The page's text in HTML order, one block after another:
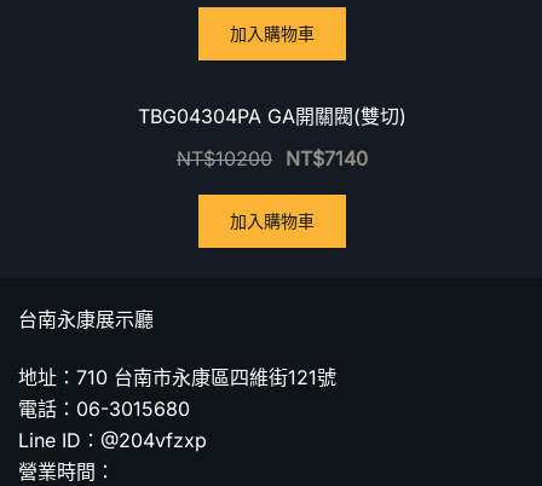
加入購物車
TBG04304PA GA開關閥(雙切)
NT$10200 NT$7140
加入購物車
台南永康展示廳
地址：710 台南市永康區四維街121號
電話：06-3015680
Line ID：@204vfzxp
營業時間：